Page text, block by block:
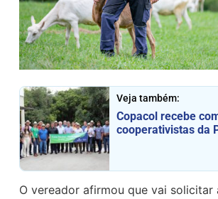
Veja também:
Copacol recebe
cooperativistas da
O vereador afirmou que vai solicitar